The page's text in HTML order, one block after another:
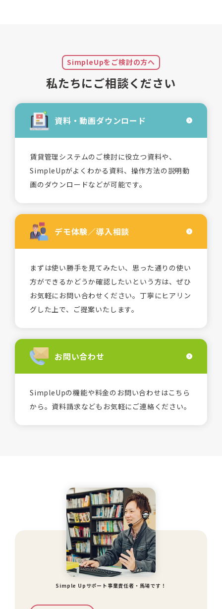
SimpleUpをご検討の方へ
私たちにご相談ください
資料・動画ダウンロード
賃貸管理システムのご検討に役立つ資料や、
SimpleUpがよくわかる資料、操作方法の説明動
画のダウンロードなどが可能です。
デモ体験／導入相談
まずは使い勝手を見てみたい、思った通りの使い
方ができるかどうか確認したいという方は、ぜひ
お気軽にお問い合わせください。丁寧にヒアリン
グした上で、ご提案いたします。
お問い合わせ
SimpleUpの機能や料金のお問い合わせはこちら
から。資料請求などもお気軽にご連絡ください。
Simple Upサポート事業責任者・馬場です！